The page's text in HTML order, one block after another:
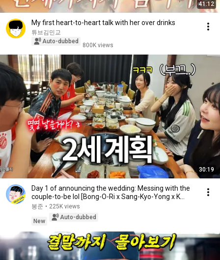
41:12
My first heart-to-heart talk with her over drinks
튜브김민교
Auto-dubbed
800K views
30:19
Day 1 of announcing the wedding: Messing with the
couple-to-be lol [Bong-O-Ri x Sang-Kyo-Yong x K...
봉준 • 225K views
New
Auto-dubbed